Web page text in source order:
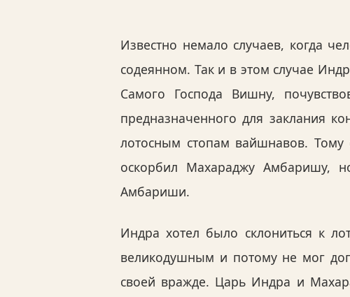
Известно немало случаев, когда
содеянном. Так и в этом случае
Самого Господа Вишну,
предназначенного для заклания
лотосным стопам вайшнавов. Тому
оскорбил Махараджу Амбаришу,
Амбариши.
Индра хотел было склониться к
великодушным и потому не мог
своей вражде. Царь Индра и